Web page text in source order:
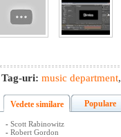
Tag-uri: music department,
Vedete similare Populare
- Scott Rabinowitz
- Robert Gordon